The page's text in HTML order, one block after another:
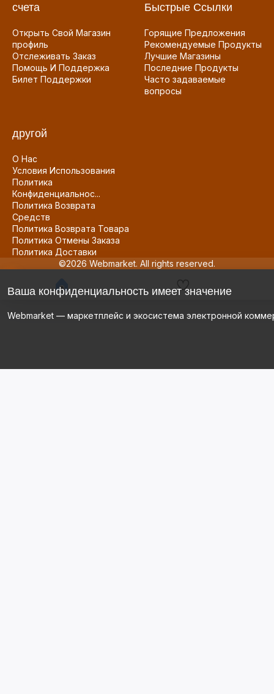
счета
Открыть Свой Магазин
профиль
Отслеживать Заказ
Помощь И Поддержка
Билет Поддержки
Быстрые Ссылки
Горящие Предложения
Рекомендуемые Продукты
Лучшие Магазины
Последние Продукты
Часто задаваемые
вопросы
другой
О Нас
Условия Использования
Политика
Конфиденциальнос...
Политика Возврата
Средств
Политика Возврата Товара
Политика Отмены Заказа
Политика Доставки
©2026 Webmarket. All rights reserved.
Ваша конфиденциальность имеет значение
Webmarket — маркетплейс и экосистема электронной